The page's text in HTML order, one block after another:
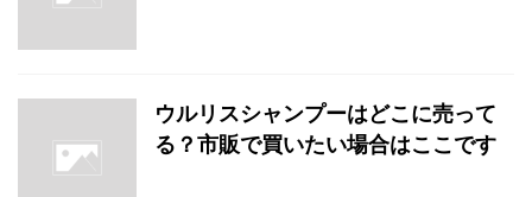
ウルリスシャンプーはどこに売って
る？市販で買いたい場合はここです